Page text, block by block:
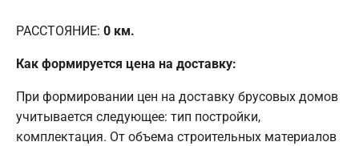
РАССТОЯНИЕ: 0 км.
Как формируется цена на доставку:
При формировании цен на доставку брусовых домов
учитывается следующее: тип постройки,
комплектация. От объема строительных материалов